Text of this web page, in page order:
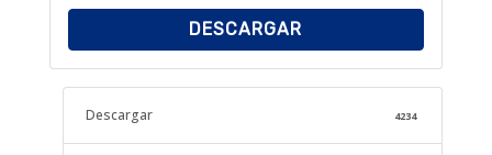
DESCARGAR
Descargar 4234